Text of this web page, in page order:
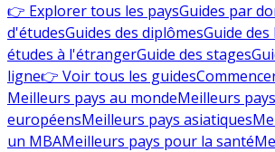
👉 Explorer tous les paysGuides par
d'étudesGuides des diplômesGuide
études à l'étrangerGuide des stages
ligne👉 Voir tous les guides
Meilleurs pays au mondeMeilleurs pays
européensMeilleurs pays asiatiques
un MBAMeilleurs pays pour la santé